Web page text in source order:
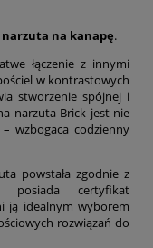
na kanapę.
łączenie z innymi
w kontrastowych
stworzenie spójnej i
narzuta Brick jest nie
wzbogaca codzienny
powstała zgodnie z
posiada certyfikat
ją idealnym wyborem
rozwiązań do